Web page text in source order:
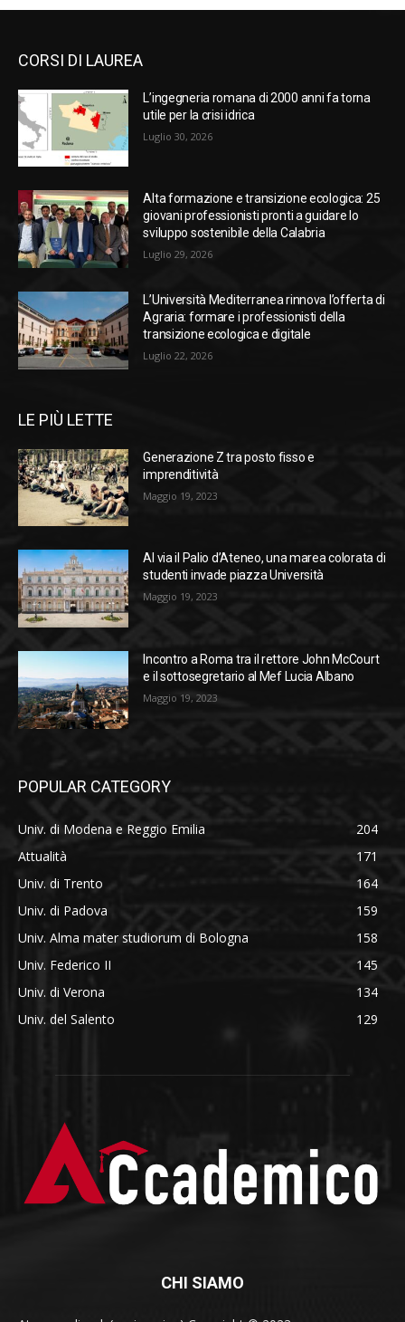
CORSI DI LAUREA
L’ingegneria romana di 2000 anni fa torna
utile per la crisi idrica
Luglio 30, 2026
Alta formazione e transizione ecologica: 25
giovani professionisti pronti a guidare lo
sviluppo sostenibile della Calabria
Luglio 29, 2026
L’Università Mediterranea rinnova l’offerta di
Agraria: formare i professionisti della
transizione ecologica e digitale
Luglio 22, 2026
LE PIÙ LETTE
Generazione Z tra posto fisso e
imprenditività
Maggio 19, 2023
Al via il Palio d’Ateneo, una marea colorata di
studenti invade piazza Università
Maggio 19, 2023
Incontro a Roma tra il rettore John McCourt
e il sottosegretario al Mef Lucia Albano
Maggio 19, 2023
POPULAR CATEGORY
Univ. di Modena e Reggio Emilia
204
Attualità
171
Univ. di Trento
164
Univ. di Padova
159
Univ. Alma mater studiorum di Bologna
158
Univ. Federico II
145
Univ. di Verona
134
Univ. del Salento
129
CHI SIAMO